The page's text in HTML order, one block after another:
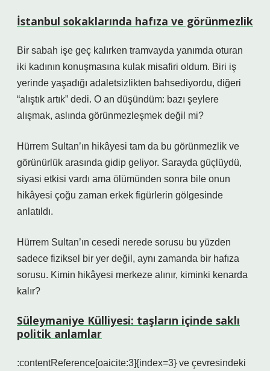
İstanbul sokaklarında hafıza ve görünmezlik
Bir sabah işe geç kalırken tramvayda yanımda oturan
iki kadının konuşmasına kulak misafiri oldum. Biri iş
yerinde yaşadığı adaletsizlikten bahsediyordu, diğeri
“alıştık artık” dedi. O an düşündüm: bazı şeylere
alışmak, aslında görünmezleşmek değil mi?
Hürrem Sultan’ın hikâyesi tam da bu görünmezlik ve
görünürlük arasında gidip geliyor. Sarayda güçlüydü,
siyasi etkisi vardı ama ölümünden sonra bile onun
hikâyesi çoğu zaman erkek figürlerin gölgesinde
anlatıldı.
Hürrem Sultan’ın cesedi nerede sorusu bu yüzden
sadece fiziksel bir yer değil, aynı zamanda bir hafıza
sorusu. Kimin hikâyesi merkeze alınır, kiminki kenarda
kalır?
Süleymaniye Külliyesi: taşların içinde saklı
politik anlamlar
:contentReference[oaicite:3]{index=3} ve çevresindeki